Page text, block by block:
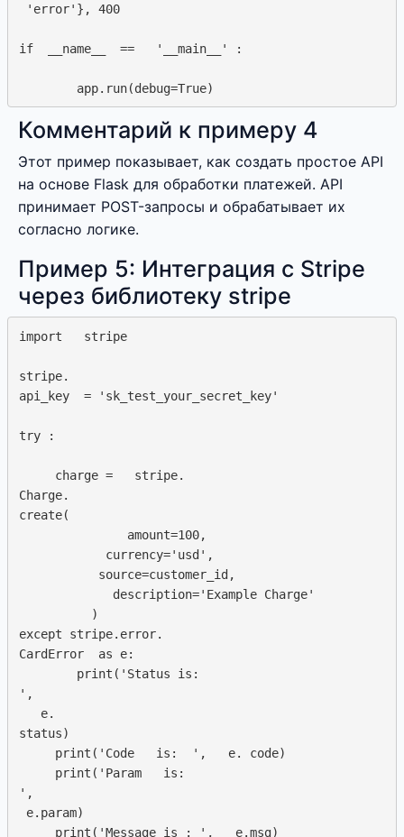
'error'}, 400
if  __name__  ==   '__main__' :
Комментарий к примеру 4
Этот пример показывает, как создать простое API
на основе Flask для обработки платежей. API
принимает POST-запросы и обрабатывает их
согласно логике.
Пример 5: Интеграция с Stripe
через библиотеку stripe
import   stripe
stripe.
api_key  = 'sk_test_your_secret_key'
try :
     charge =   stripe.
Charge.
create(
               amount=100,
            currency='usd',
           source=customer_id,
             description='Example Charge'
          )
except stripe.error.
CardError  as e:
        print('Status is:
',
   e.
status)
     print('Code   is:  ',   e. code)
     print('Param   is:
',
e.param)
     print('Message is : ',   e.msg)